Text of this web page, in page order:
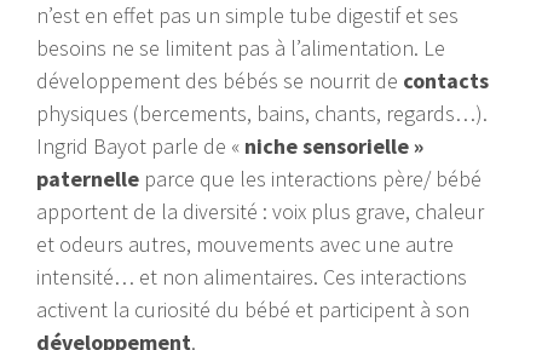
n’est en effet pas un simple tube digestif et ses
besoins ne se limitent pas à l’alimentation. Le
développement des bébés se nourrit de contacts
physiques (bercements, bains, chants, regards…).
Ingrid Bayot parle de « niche sensorielle »
paternelle parce que les interactions père/ bébé
apportent de la diversité : voix plus grave, chaleur
et odeurs autres, mouvements avec une autre
intensité… et non alimentaires. Ces interactions
activent la curiosité du bébé et participent à son
développement.